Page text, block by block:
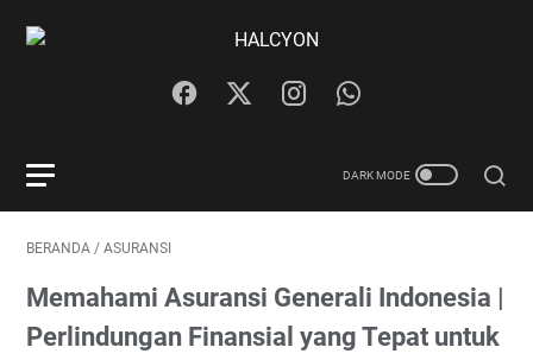
BERANDA / ASURANSI
Memahami Asuransi Generali Indonesia |
Perlindungan Finansial yang Tepat untuk